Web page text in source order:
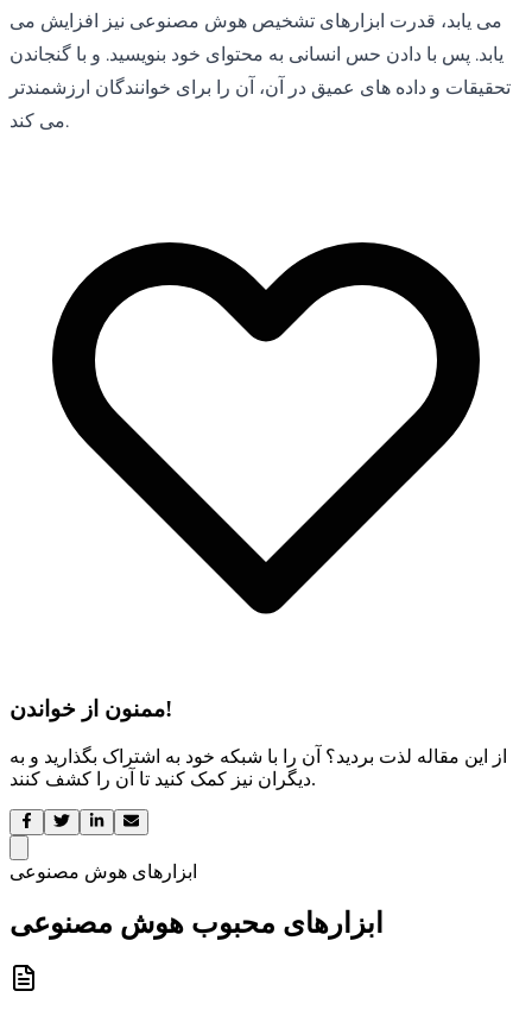
می یابد، قدرت ابزارهای تشخیص هوش مصنوعی نیز افزایش می
یابد. پس با دادن حس انسانی به محتوای خود بنویسید. و با گنجاندن
تحقیقات و داده های عمیق در آن، آن را برای خوانندگان ارزشمندتر
می کند.
ممنون از خواندن!
از این مقاله لذت بردید؟ آن را با شبکه خود به اشتراک بگذارید و به
دیگران نیز کمک کنید تا آن را کشف کنند.
ابزارهای هوش مصنوعی
ابزارهای محبوب هوش مصنوعی